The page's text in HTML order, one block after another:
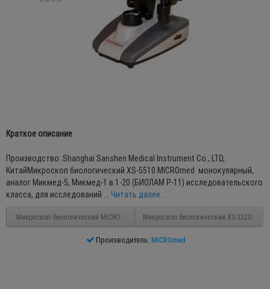
Краткое описание
Производство: Shanghai Sanshen Medical Instrument Co., LTD,
КитайМикроскоп биологический XS-5510 MICROmed монокулярный,
аналог Микмед-5, Микмед-1 в.1-20 (БИОЛАМ Р-11) исследовательского
класса, для исследований ... Читать далее...
Микроскоп биологический MICROmed XS-2610Микроскоп биологический XS-3320
Производитель: MICROmed